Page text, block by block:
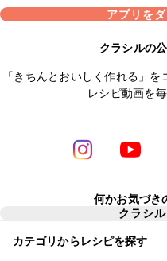
アプリを
クラシルの
「きちんとおいしく作れる」
レシピ動画を
何かお気づき
クラシ
カテゴリからレシピを探す